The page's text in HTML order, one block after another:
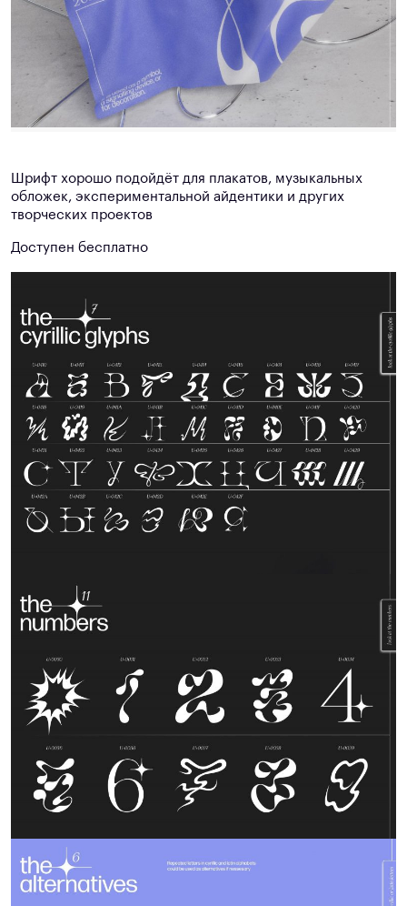
Шрифт хорошо подойдёт для плакатов, музыкальных
обложек, экспериментальной айдентики и других
творческих проектов
Доступен бесплатно